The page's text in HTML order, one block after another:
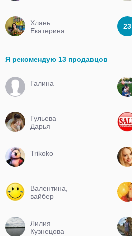
Хлань
Екатерина
23
Я рекомендую 13 продавцов
Галина
Гульева
Дарья
Trikoko
Валентина,
вайбер
Лилия
Кузнецова